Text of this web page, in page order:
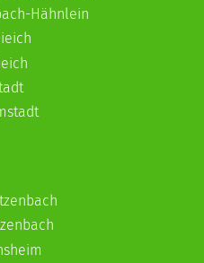
Hähnlein